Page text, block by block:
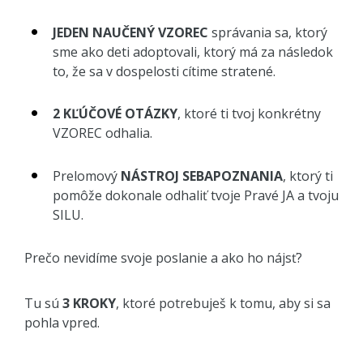
JEDEN NAUČENÝ VZOREC správania sa, ktorý
sme ako deti adoptovali, ktorý má za následok
to, že sa v dospelosti cítime stratené.
2 KĽÚČOVÉ OTÁZKY, ktoré ti tvoj konkrétny
VZOREC odhalia.
Prelomový NÁSTROJ SEBAPOZNANIA, ktorý ti
pomôže dokonale odhaliť tvoje Pravé JA a tvoju
SILU.
Prečo nevidíme svoje poslanie a ako ho nájsť?
Tu sú 3 KROKY, ktoré potrebuješ k tomu, aby si sa
pohla vpred.